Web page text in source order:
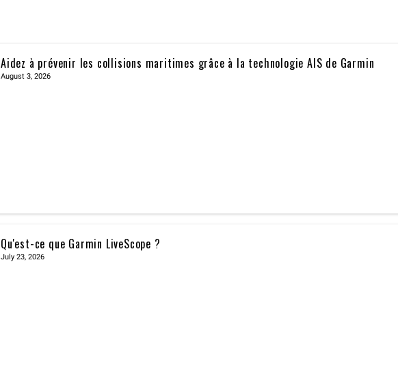
Aidez à prévenir les collisions maritimes grâce à la technologie AIS de Garmin
August 3, 2026
Qu'est-ce que Garmin LiveScope ?
July 23, 2026